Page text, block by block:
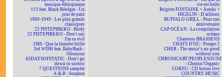
musique éthiopienne
113 feat. Black Rénégat - Un
jour de paix
1900-1949 - Les plus grands
classiques
22 PISTEPIRKKO - Birdy
22 PISTEPIRKKO - Don't say
I'm so evil
2MS - Que la lumière brille
3rd WISH feat. BabyBash -
Obsesion
65DAYSOFSTATIC - Don't go
down to sorrow
7 QUESTIONS sampler
A & B - Suzanne
vie est belle
Brigitte FONTAINE + Areski +
HIGELIN - D'ailleurs
BUFFALO GRILL - Pour ton
anniversaire
CAP OCÉAN - La compilation
océane
Chantons BRASSENS
CHATS D'OC - Pompe 2
CHER - The music's no good
without you
CHRONICART/
- Chronic'Organic
CORNU - CD bonus live
COUNTRY MUSIC